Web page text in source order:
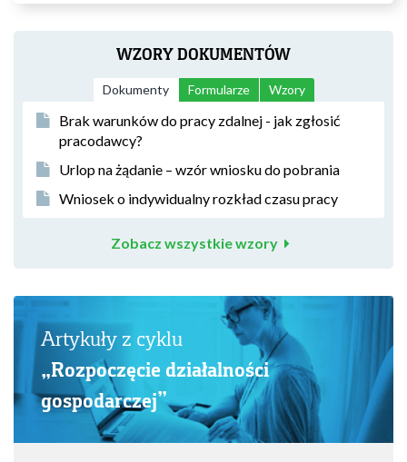
WZORY DOKUMENTÓW
Dokumenty Formularze Wzory
Brak warunków do pracy zdalnej - jak zgłosić
pracodawcy?
Urlop na żądanie – wzór wniosku do pobrania
Wniosek o indywidualny rozkład czasu pracy
Zobacz wszystkie wzory
Artykuły z cyklu
„Rozpoczęcie działalności
gospodarczej”